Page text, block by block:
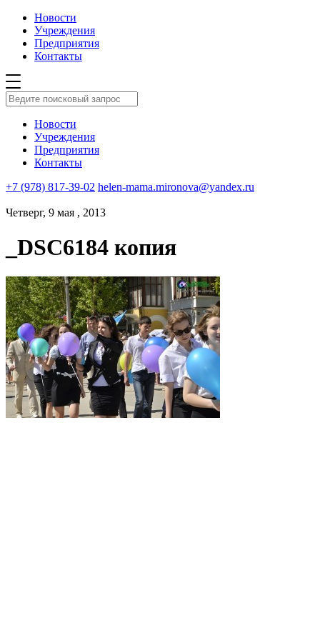
Новости
Учреждения
Предприятия
Контакты
Новости
Учреждения
Предприятия
Контакты
+7 (978) 817-39-02 helen-mama.mironova@yandex.ru
Четверг, 9 мая , 2013
_DSC6184 копия